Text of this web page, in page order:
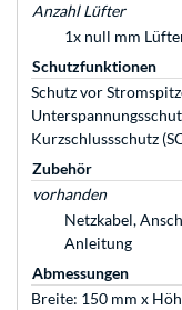
Anzahl Lüfter
1x null mm
Schutzfunktionen
Schutz vor
Kurzschlussschutz
Zubehör
vorhanden
Netzkabel,
Anleitung
Abmessungen
Breite: 150 mm x